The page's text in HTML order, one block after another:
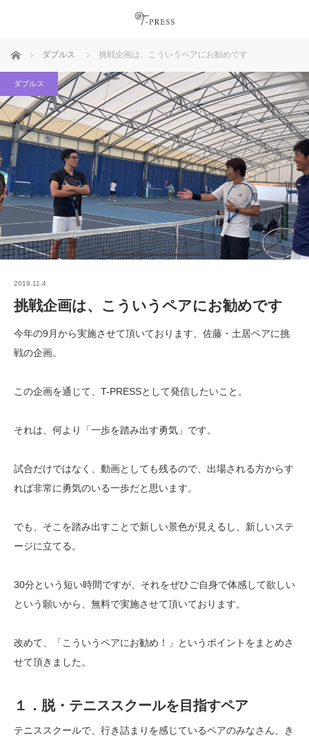
ホーム ダブルス 挑戦企画は、こういうペアにお勧めです
ダブルス
2019.11.4
挑戦企画は、こういうペアにお勧めです
今年の9月から実施させて頂いております、佐藤・土居ペアに挑
戦の企画。
この企画を通じて、T-PRESSとして発信したいこと。
それは、何より「一歩を踏み出す勇気」です。
試合だけではなく、動画としても残るので、出場される方からす
れば非常に勇気のいる一歩だと思います。
でも、そこを踏み出すことで新しい景色が見えるし、新しいステ
ージに立てる。
30分という短い時間ですが、それをぜひご自身で体感して欲しい
という願いから、無料で実施させて頂いております。
改めて、「こういうペアにお勧め！」というポイントをまとめさ
せて頂きました。
１．脱・テニススクールを目指すペア
テニススクールで、行き詰まりを感じているペアのみなさん、き